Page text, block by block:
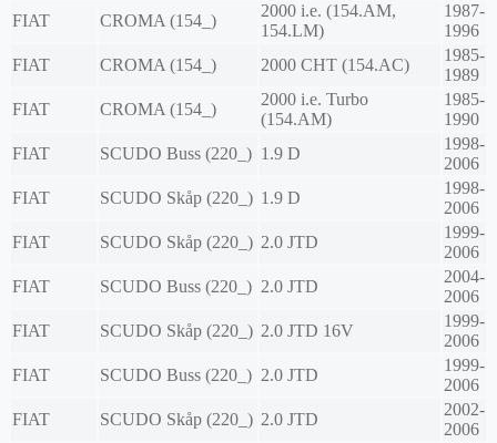
FIAT
CROMA (154_)
2000 i.e. (154.AM,
154.LM)
1987-
1996
FIAT
CROMA (154_) 2000 CHT (154.AC)
1985-
1989
FIAT
CROMA (154_)
2000 i.e. Turbo
(154.AM)
1985-
1990
FIAT
SCUDO Buss (220_) 1.9 D
1998-
2006
FIAT
SCUDO Skåp (220_) 1.9 D
1998-
2006
FIAT
SCUDO Skåp (220_) 2.0 JTD
1999-
2006
FIAT
SCUDO Buss (220_) 2.0 JTD
2004-
2006
FIAT
SCUDO Skåp (220_) 2.0 JTD 16V
1999-
2006
FIAT
SCUDO Buss (220_) 2.0 JTD
1999-
2006
FIAT
SCUDO Skåp (220_) 2.0 JTD
2002-
2006